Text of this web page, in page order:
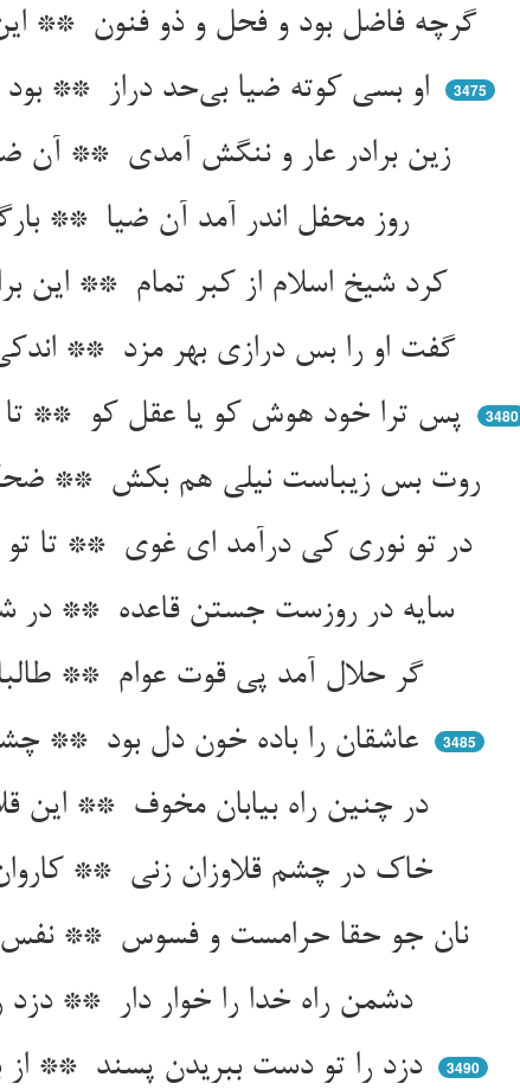
گرچه فاضل بود و فحل و ذو فنون ** این ضیا اندر ظرافت بد فزون
او بسی کوته ضیا بی‌حد دراز ** بود شیخ اسلام را صد کبر و ناز
3475
کرد شیخ اسلام از کبر تمام ** این برادر را چنین نصف القیام
گفت او را بس درازی بهر مزد ** اندکی زان قد سروت هم بدزد
3480
در تو نوری کی درآمد ای غوی ** تا تو بیهوشی و ظلمت‌جو شوی
سایه در روزست جستن قاعده ** در شب ابری تو سایه‌جو شده
گر حلال آمد پی قوت عوام ** طالبان دوست را آمد حرام
3485
در چنین راه بیابان مخوف ** این قلاوز خرد با صد کسوف
نان جو حقا حرامست و فسوس ** نفس را در پیش نه نان سبوس
دشمن راه خدا را خوار دار ** دزد را منبر منه بر دار دار
دزد را تو دست ببریدن پسند ** از بریدن عاجزی دستش ببند
3490